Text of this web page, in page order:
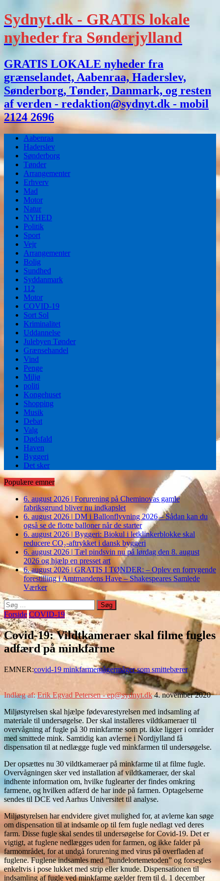
Sydnyt.dk - GRATIS lokale
nyheder fra Sønderjylland
GRATIS LOKALE nyheder fra
grænselandet, Aabenraa, Haderslev,
Sønderborg, Tønder, Danmark, og resten
af verden - redaktion@sydnyt.dk - mobil
2124 2696
Aabenraa
Haderslev
Sønderborg
Tønder
Arrangementer
Erhverv
Mad
Motor
Natur
NYHED
Politik
Sport
Vejr
Arrangementer
Bolig
Sundhed
Syddanmark
112
Motor
COVID-19
Sort Sol
Kriminalitet
Uddannelse
Julebyen Tønder
Grænsehandel
Vind
Penge
Miljø
politi
Kongehuset
Shopping
Musik
Debat
Valg
Dødsfald
Haven
Byggeri
Det sker
Populære emner
6. august 2026 | Forurening på Cheminovas gamle
fabriksgrund bliver nu indkapslet
6. august 2026 | DM i Ballonflyvning 2026 – Sådan kan du
også se de flotte balloner når de starter
6. august 2026 | Byggeri: Biokul i letklinkerblokke skal
reducere CO₂-aftrykket i dansk byggeri
6. august 2026 | Tæl pindsvin nu på lørdag den 8. august
2026 og hjælp en presset art
6. august 2026 | GRATIS I TØNDER: – Oplev en forrygende
forestilling i Amtmandens Have – Shakespeares Samlede
Værker
Søg
efter:
Forside COVID-19
Covid-19: Vildtkameraer skal filme fugles
adfærd på minkfarme
EMNER:covid-19 minkfarmemågermåger som smittebærer
Indlæg af:Erik Egvad Petersen - ep@sydnyt.dk 4. november 2020
Miljøstyrelsen skal hjælpe fødevarestyrelsen med indsamling af
materiale til undersøgelse. Der skal installeres vildtkameraer til
overvågning af fugle på 30 minkfarme som pt. ikke ligger i områder
med smittede mink. Samtidig kan avlerne i Nordjylland få
dispensation til at nedlægge fugle ved minkfarmen til undersøgelse.
Der opsættes nu 30 vildtkameraer på minkfarme til at filme fugle.
Overvågningen sker ved installation af vildtkameraer, der skal
indhente information om, hvilke fuglearter der findes omkring
farmene, og hvilken adfærd de har inde på farmen. Optagelserne
sendes til DCE ved Aarhus Universitet til analyse.
Miljøstyrelsen har endvidere givet mulighed for, at avlerne kan søge
om dispensation til at indsamle op til fem fugle nedlagt ved deres
farm. Disse fugle skal sendes til undersøgelse for Covid-19. Det er
vigtigt, at fuglene nedlægges uden for farmen, og ikke falder på
farmområdet, for at undgå forurening med virus på overfladen af
fuglene. Fuglene indsamles med ”hundelortemetoden” og forsegles
enkeltvis i pose lukket med strip eller knude. Dispensationen til
indsamling af fugle ved minkfarme gælder frem til d. 1 december